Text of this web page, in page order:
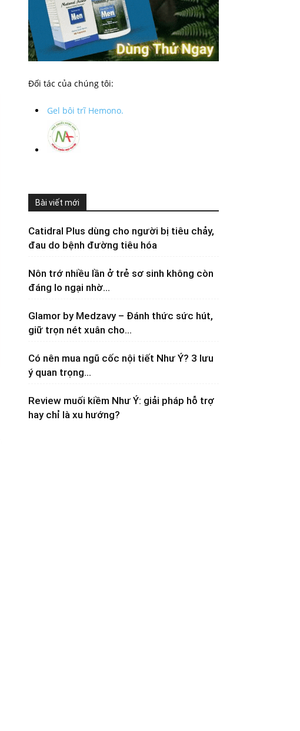
Đối tác của chúng tôi:
Gel bôi trĩ Hemono.
Bài viết mới
Catidral Plus dùng cho người bị tiêu chảy,
đau do bệnh đường tiêu hóa
Nôn trớ nhiều lần ở trẻ sơ sinh không còn
đáng lo ngại nhờ...
Glamor by Medzavy – Đánh thức sức hút,
giữ trọn nét xuân cho...
Có nên mua ngũ cốc nội tiết Như Ý? 3 lưu
ý quan trọng...
Review muối kiềm Như Ý: giải pháp hỗ trợ
hay chỉ là xu hướng?